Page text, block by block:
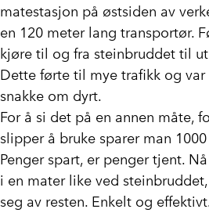
matestasjon på østsiden av
en 120 meter lang transportør.
kjøre til og fra steinbruddet til
Dette førte til mye trafikk og
snakke om dyrt.
For å si det på en annen måte,
slipper å bruke sparer man
Penger spart, er penger tjent.
i en mater like ved
seg av resten. Enkelt og